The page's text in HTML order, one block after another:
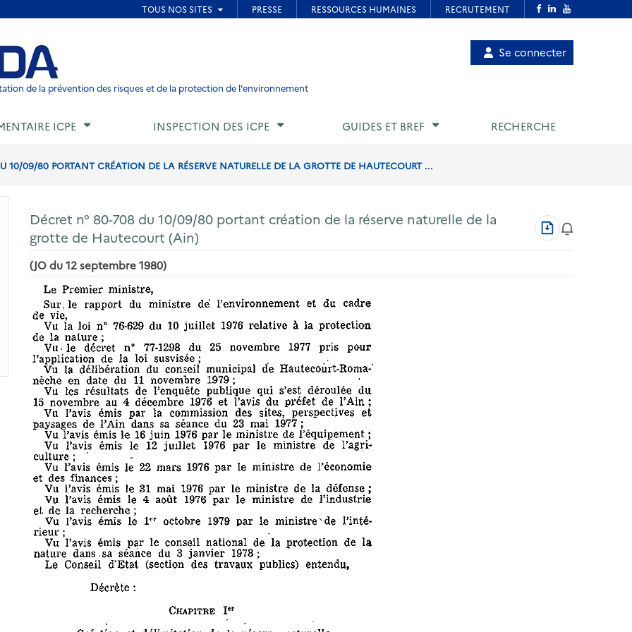
de page
de la prévention des risques et de la protection de l'environnement
Menu
utilisateur
Se connecter
ICPE INSPECTION DES ICPE GUIDES ET BREF RECHERCHE
10/09/80 PORTANT CRÉATION DE LA RÉSERVE NATURELLE DE LA GROTTE DE HAUTECOURT ...
Décret n° 80-708 du 10/09/80 portant création de la réserve naturelle de la
grotte de Hautecourt (Ain)
Télécharger
au
format
(JO du 12 septembre 1980)